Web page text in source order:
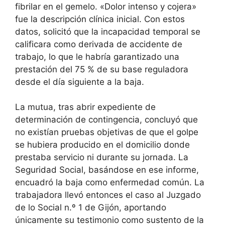
fibrilar en el gemelo. «Dolor intenso y cojera»
fue la descripción clínica inicial. Con estos
datos, solicitó que la incapacidad temporal se
calificara como derivada de accidente de
trabajo, lo que le habría garantizado una
prestación del 75 % de su base reguladora
desde el día siguiente a la baja.
La mutua, tras abrir expediente de
determinación de contingencia, concluyó que
no existían pruebas objetivas de que el golpe
se hubiera producido en el domicilio donde
prestaba servicio ni durante su jornada. La
Seguridad Social, basándose en ese informe,
encuadró la baja como enfermedad común. La
trabajadora llevó entonces el caso al Juzgado
de lo Social n.º 1 de Gijón, aportando
únicamente su testimonio como sustento de la